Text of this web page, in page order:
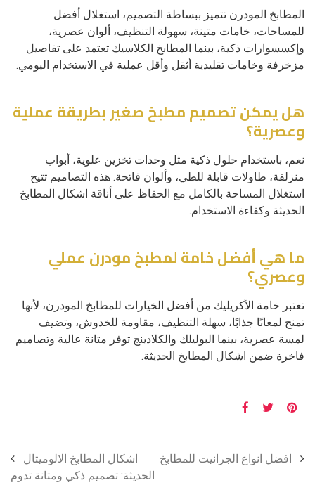
المطابخ المودرن تتميز ببساطة التصميم، استغلال أفضل
للمساحات، خامات متينة، سهولة التنظيف، ألوان عصرية،
وإكسسوارات ذكية، بينما المطابخ الكلاسيك تعتمد على تفاصيل
مزخرفة وخامات تقليدية أثقل وأقل عملية في الاستخدام اليومي.
هل يمكن تصميم مطبخ صغير بطريقة عملية
وعصرية؟
نعم، باستخدام حلول ذكية مثل وحدات تخزين علوية، أبواب
منزلقة، طاولات قابلة للطي، وألوان فاتحة. هذه التصاميم تتيح
استغلال المساحة بالكامل مع الحفاظ على أناقة اشكال المطابخ
الحديثة وكفاءة الاستخدام.
ما هي أفضل خامة لمطبخ مودرن عملي
وعصري؟
تعتبر خامة الأكريليك من أفضل الخيارات للمطابخ المودرن، لأنها
تمنح لمعانًا جذابًا، سهلة التنظيف، مقاومة للخدوش، وتضيف
لمسة عصرية، بينما البوليلك والكلادينج توفر متانة عالية وتصاميم
فاخرة ضمن اشكال المطابخ الحديثة.
اشكال المطابخ الالوميتال
الحديثة: تصميم ذكي ومتانة تدوم
افضل انواع الجرانيت للمطابخ